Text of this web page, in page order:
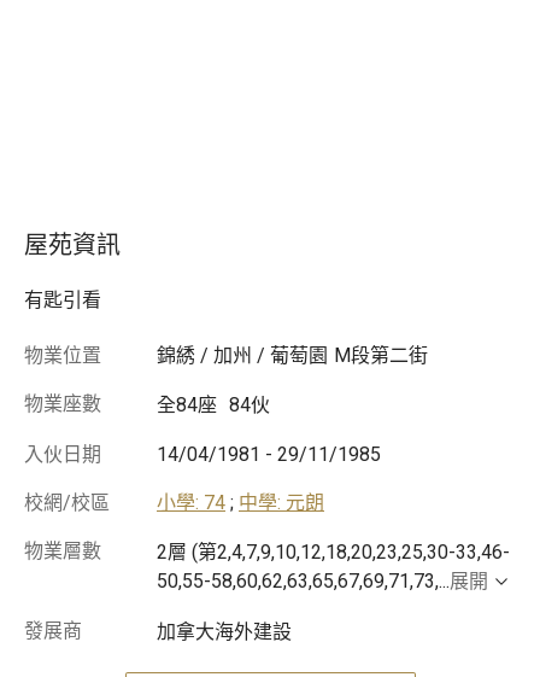
屋苑資訊
有匙引看
物業位置 錦綉 / 加州 / 葡萄園 M段第二街
物業座數 全84座 84伙
入伙日期 14/04/1981 - 29/11/1985
校網/校區 小學: 74 ; 中學: 元朗
物業層數
2層 (第2,4,7,9,10,12,18,20,23,25,30-33,46-
50,55-58,60,62,63,65,67,69,71,73,...展開
發展商 加拿大海外建設